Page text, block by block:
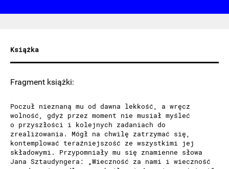
Książka
Fragment książki:
Poczuł nieznaną mu od dawna lekkość, a wręcz
wolność, gdyż przez moment nie musiał myśleć
o przyszłości i kolejnych zadaniach do
zrealizowania. Mógł na chwilę zatrzymać się,
kontemplować teraźniejszość ze wszystkimi jej
składowymi. Przypomniały mu się znamienne słowa
Jana Sztaudyngera: „Wieczność za nami i wieczność